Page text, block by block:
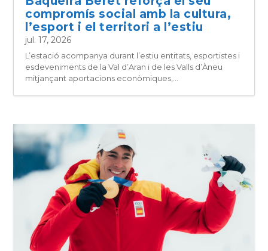
compromís social amb la cultura,
l’esport i el territori a l’estiu
jul. 17, 2026
L’estació acompanya durant l’estiu entitats, esportistes i
esdeveniments de la Val d’Aran i de les Valls d’Àneu
mitjançant aportacions econòmiques,...